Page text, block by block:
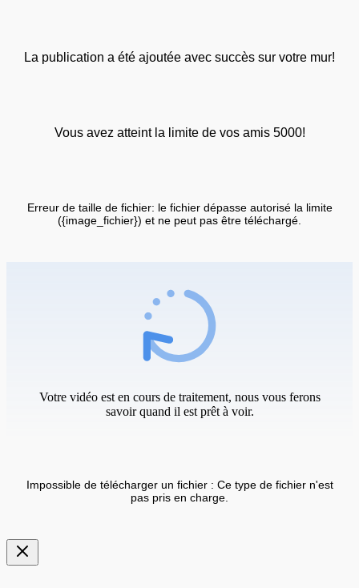
La publication a été ajoutée avec succès sur votre mur!
Vous avez atteint la limite de vos amis 5000!
Erreur de taille de fichier: le fichier dépasse autorisé la limite
({image_fichier}) et ne peut pas être téléchargé.
Votre vidéo est en cours de traitement, nous vous ferons
savoir quand il est prêt à voir.
Impossible de télécharger un fichier : Ce type de fichier n'est
pas pris en charge.